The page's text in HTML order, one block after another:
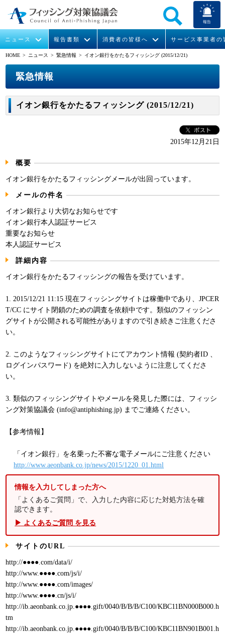
報告
ニュース
イベント
報告書類
月次報告書
消費者の皆様へ
フィッシングの報告
マンガでわかるフィッシング詐欺対策 5ヶ条
サービス事業者の
STOP. THINK. CONNECT.
運営委員紹介
WG活動
入会案内
HOME > ニュース >緊急情報 > イオン銀行をかたるフィッシング (2015/12/21)
緊急情報
イオン銀行をかたるフィッシング (2015/12/21)
2015年12月21日
概要
イオン銀行をかたるフィッシングメールが出回っています。
メールの件名
イオン銀行より大切なお知らせです
イオン銀行本人認証サービス
重要なお知らせ
本人認証サービス
詳細内容
イオン銀行をかたるフィッシングの報告を受けています。
1. 2015/12/21 11:15 現在フィッシングサイトは稼働中であり、JPCER
T/CC にサイト閉鎖のための調査を依頼中です。類似のフィッシン
グサイトが公開される可能性がありますので引き続きご注意くださ
い。
2. このようなフィッシングサイトにてアカウント情報 (契約者ID 、
ログインパスワード) を絶対に入力しないように注意してくださ
い。
3. 類似のフィッシングサイトやメールを発見した際には、フィッシ
ング対策協議会 (info@antiphishing.jp) までご連絡ください。
【参考情報】
「イオン銀行」を名乗った不審な電子メールにご注意ください
http://www.aeonbank.co.jp/news/2015/1220_01.html
情報を入力してしまった方へ
「よくあるご質問」で、入力した内容に応じた対処方法を確
認できます。
▶ よくあるご質問 を見る
サイトのURL
http://●●●●.com/data/i/
http://www.●●●●.com/js/i/
http://www.●●●●.com/images/
http://www.●●●●.cn/js/i/
http://ib.aeonbank.co.jp.●●●●.gift/0040/B/B/B/C100/KBC11BN000B000.h
tm
http://ib.aeonbank.co.jp.●●●●.gift/0040/B/B/B/C100/KBC11BN901B001.h